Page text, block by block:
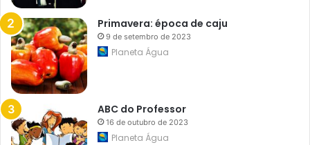
n
a
l
Primavera: época de caju
9 de setembro de 2023
Planeta Água
ABC do Professor
16 de outubro de 2023
Planeta Água